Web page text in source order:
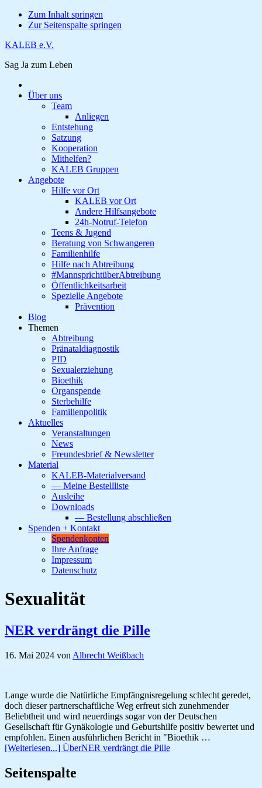
Zum Inhalt springen
Zur Seitenspalte springen
KALEB e.V.
Sag Ja zum Leben
Über uns
Team
Anliegen
Entstehung
Satzung
Kooperation
Mithelfen?
KALEB Gruppen
Angebote
Hilfe vor Ort
KALEB vor Ort
Andere Hilfsangebote
24h-Notruf-Telefon
Teens & Jugend
Beratung von Schwangeren
Familienhilfe
Hilfe nach Abtreibung
#MannsprichtüberAbtreibung
Öffentlichkeitsarbeit
Spezielle Angebote
Prävention
Blog
Themen
Abtreibung
Pränataldiagnostik
PID
Sexualerziehung
Bioethik
Organspende
Sterbehilfe
Familienpolitik
Aktuelles
Veranstaltungen
News
Freundesbrief & Newsletter
Material
KALEB-Materialversand
— Meine Bestellliste
Ausleihe
Downloads
— Bestellung abschließen
Spenden + Kontakt
Spendenkonten
Ihre Anfrage
Impressum
Datenschutz
Sexualität
NER verdrängt die Pille
16. Mai 2024 von Albrecht Weißbach
Lange wurde die Natürliche Empfängnisregelung schlecht geredet,
doch dieser partnerschaftliche Weg erfreut sich zunehmender
Beliebtheit und wird neuerdings sogar von der Deutschen
Gesellschaft für Gynäkologie und Geburtshilfe positiv bewertet und
empfohlen. Einen ausführlichen Bericht in "Bioethik …
[Weiterlesen...] ÜberNER verdrängt die Pille
Seitenspalte